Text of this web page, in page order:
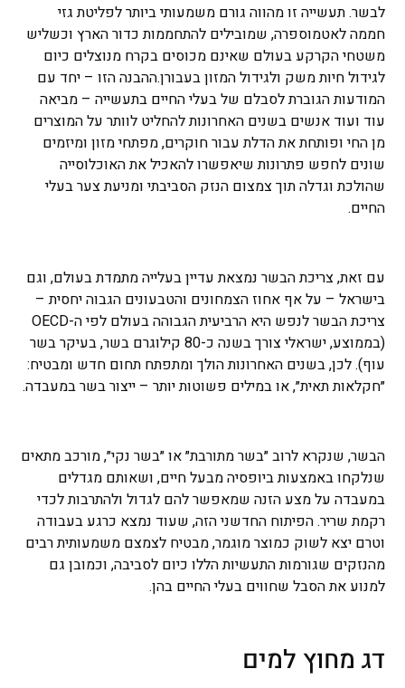
לבשר. תעשייה זו מהווה גורם משמעותי ביותר לפליטת גזי
חממה לאטמוספרה, שמובילים להתחממות כדור הארץ וכשליש
משטחי הקרקע בעולם שאינם מכוסים בקרח מנוצלים כיום
לגידול חיות משק ולגידול המזון בעבורן.ההבנה הזו – יחד עם
המודעות הגוברת לסבלם של בעלי החיים בתעשייה – מביאה
עוד ועוד אנשים בשנים האחרונות להחליט לוותר על המוצרים
מן החי ופותחת את הדלת עבור חוקרים, מפתחי מזון ומיזמים
שונים לחפש פתרונות שיאפשרו להאכיל את האוכלוסייה
שהולכת וגדלה תוך צמצום הנזק הסביבתי ומניעת צער בעלי
החיים.
עם זאת, צריכת הבשר נמצאת עדיין בעלייה מתמדת בעולם, וגם
בישראל – על אף אחוז הצמחונים והטבעונים הגבוה יחסית –
צריכת הבשר לנפש היא הרביעית הגבוהה בעולם לפי ה-OECD
(בממוצע, ישראלי צורך בשנה כ-80 קילוגרם בשר, בעיקר בשר
עוף). לכן, בשנים האחרונות הולך ומתפתח תחום חדש ומבטיח:
״חקלאות תאית״, או במילים פשוטות יותר – ייצור בשר במעבדה.
הבשר, שנקרא לרוב ״בשר מתורבת״ או ״בשר נקי״, מורכב מתאים
שנלקחו באמצעות ביופסיה מבעל חיים, ושאותם מגדלים
במעבדה על מצע הזנה שמאפשר להם לגדול ולהתרבות לכדי
רקמת שריר. הפיתוח החדשני הזה, שעוד נמצא כרגע בעבודה
וטרם יצא לשוק כמוצר מוגמר, מבטיח לצמצם משמעותית רבים
מהנזקים שגורמות התעשיות הללו כיום לסביבה, וכמובן גם
למנוע את הסבל שחווים בעלי החיים בהן.
דג מחוץ למים